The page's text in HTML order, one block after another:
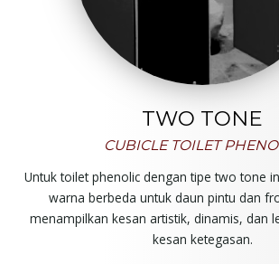
TWO TONE
CUBICLE TOILET
Untuk toilet phenolic dengan tipe two tone
warna berbeda untuk daun pintu dan
menampilkan kesan artistik, dinamis, dan
kesan ketegasan.